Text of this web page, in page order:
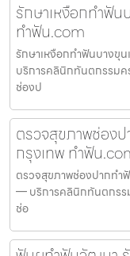
รักษาเหงือกทำฟั
ทำฟัน.com
รักษาเหงือกทำฟันบาง
บริการคลินิกทันตกรรม
ช่องป
ตรวจสุขภาพช่อง
กรุงเทพ ทำฟัน
ตรวจสุขภาพช่องปากทำ
— บริการคลินิกทันตกรร
ช่อ